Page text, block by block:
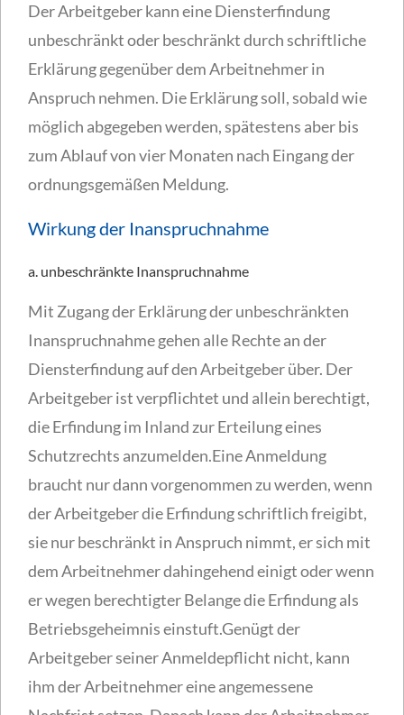
Der Arbeitgeber kann eine Diensterfindung
unbeschränkt oder beschränkt durch schriftliche
Erklärung gegenüber dem Arbeitnehmer in
Anspruch nehmen. Die Erklärung soll, sobald wie
möglich abgegeben werden, spätestens aber bis
zum Ablauf von vier Monaten nach Eingang der
ordnungsgemäßen Meldung.
Wirkung der Inanspruchnahme
a. unbeschränkte Inanspruchnahme
Mit Zugang der Erklärung der unbeschränkten
Inanspruchnahme gehen alle Rechte an der
Diensterfindung auf den Arbeitgeber über. Der
Arbeitgeber ist verpflichtet und allein berechtigt,
die Erfindung im Inland zur Erteilung eines
Schutzrechts anzumelden.Eine Anmeldung
braucht nur dann vorgenommen zu werden, wenn
der Arbeitgeber die Erfindung schriftlich freigibt,
sie nur beschränkt in Anspruch nimmt, er sich mit
dem Arbeitnehmer dahingehend einigt oder wenn
er wegen berechtigter Belange die Erfindung als
Betriebsgeheimnis einstuft.Genügt der
Arbeitgeber seiner Anmeldepflicht nicht, kann
ihm der Arbeitnehmer eine angemessene